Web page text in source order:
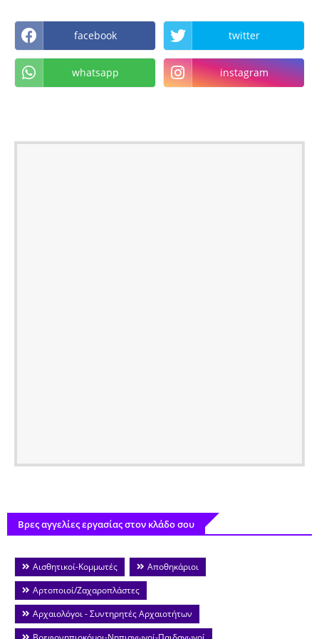
facebook twitter
whatsapp instagram
Βρες αγγελίες εργασίας στον κλάδο σου
Αισθητικοί-Κομμωτές
Αποθηκάριοι
Αρτοποιοί/Ζαχαροπλάστες
Αρχαιολόγοι - Συντηρητές Αρχαιοτήτων